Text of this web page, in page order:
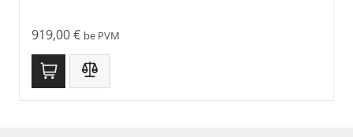
919,00€ be PVM